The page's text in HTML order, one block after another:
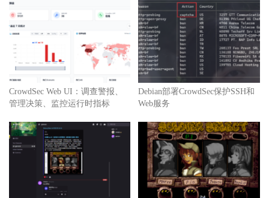
CrowdSec Web UI：调查警报、
管理决策、监控运行时指标
Debian部署CrowdSec保护SSH和
Web服务